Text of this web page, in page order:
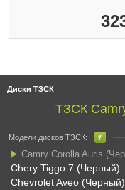
Диски ТЗСК
ТЗСК
Модели дисков ТЗСК:
Camry Corolla Auris
Chery Tiggo 7 (Черный)
Chevrolet Aveo (Черный)